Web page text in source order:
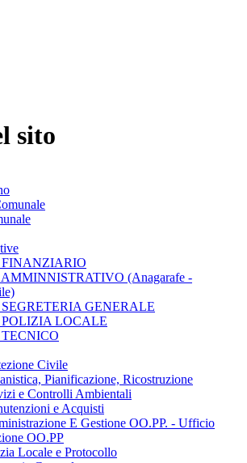
sito
FINANZIARIO
(Anagarafe -
GENERALE
POLIZIA LOCALE
Civile
Pianificazione, Ricostruzione
e Controlli Ambientali
e Acquisti
E Gestione OO.PP. - Ufficio
OO.PP
Locale e Protocollo